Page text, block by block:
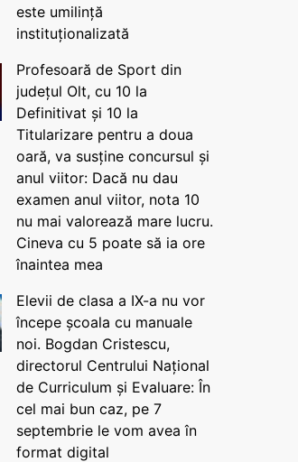
este umilință
instituționalizată
Profesoară de Sport din
județul Olt, cu 10 la
Definitivat și 10 la
Titularizare pentru a doua
oară, va susține concursul și
anul viitor: Dacă nu dau
examen anul viitor, nota 10
nu mai valorează mare lucru.
Cineva cu 5 poate să ia ore
înaintea mea
Elevii de clasa a IX-a nu vor
începe școala cu manuale
noi. Bogdan Cristescu,
directorul Centrului Național
de Curriculum și Evaluare: În
cel mai bun caz, pe 7
septembrie le vom avea în
format digital